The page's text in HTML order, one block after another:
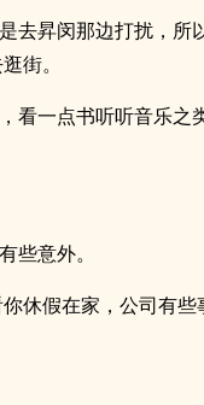
去昇闵那边打扰，所
街。
看一点书听听音乐之
些意外。
休假在家，公司有